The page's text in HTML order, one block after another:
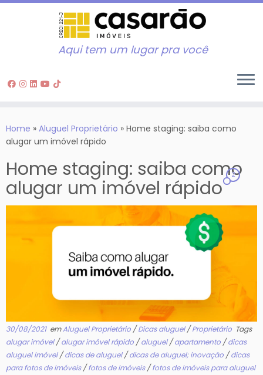
to
content
Aqui tem um lugar pra você
Home » Aluguel Proprietário » Home staging: saiba como
alugar um imóvel rápido
Home staging: saiba como
alugar um imóvel rápido
2
30/08/2021emAluguel Proprietário /Dicas aluguel/Proprietário Tags
alugar imóvel/alugar imóvel rápido /aluguel/apartamento /dicas
aluguel imóvel/dicas de aluguel/dicas de aluguel; inovação /dicas
para fotos de imóveis/fotos de imóveis/fotos de imóveis para aluguel